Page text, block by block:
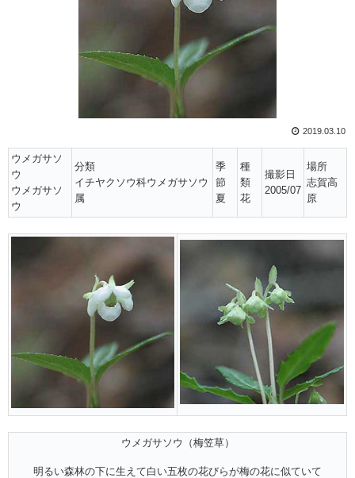
2019.03.10
ウメガサソ
ウ
ウメガサソ
ウ
分類
イチヤクソウ科ウメガサソウ
属
季
節
夏
種
類
花
撮影日
2005/07
場所
志賀高
原
ウメガサソウ（梅笠草）
明るい森林の下に生えて白い五枚の花びらが梅の花に似ていて